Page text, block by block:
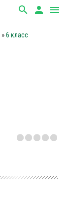
search person menu
»6 класс